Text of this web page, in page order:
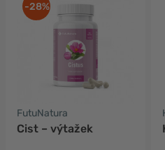
-28%
FutuNatura
Cist – výtažek